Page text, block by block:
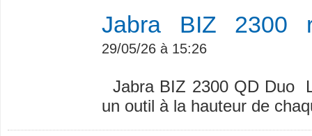
Jabra BIZ 2300
29/05/26 à 15:26
Jabra BIZ 2300 QD Duo
un outil à la hauteur de